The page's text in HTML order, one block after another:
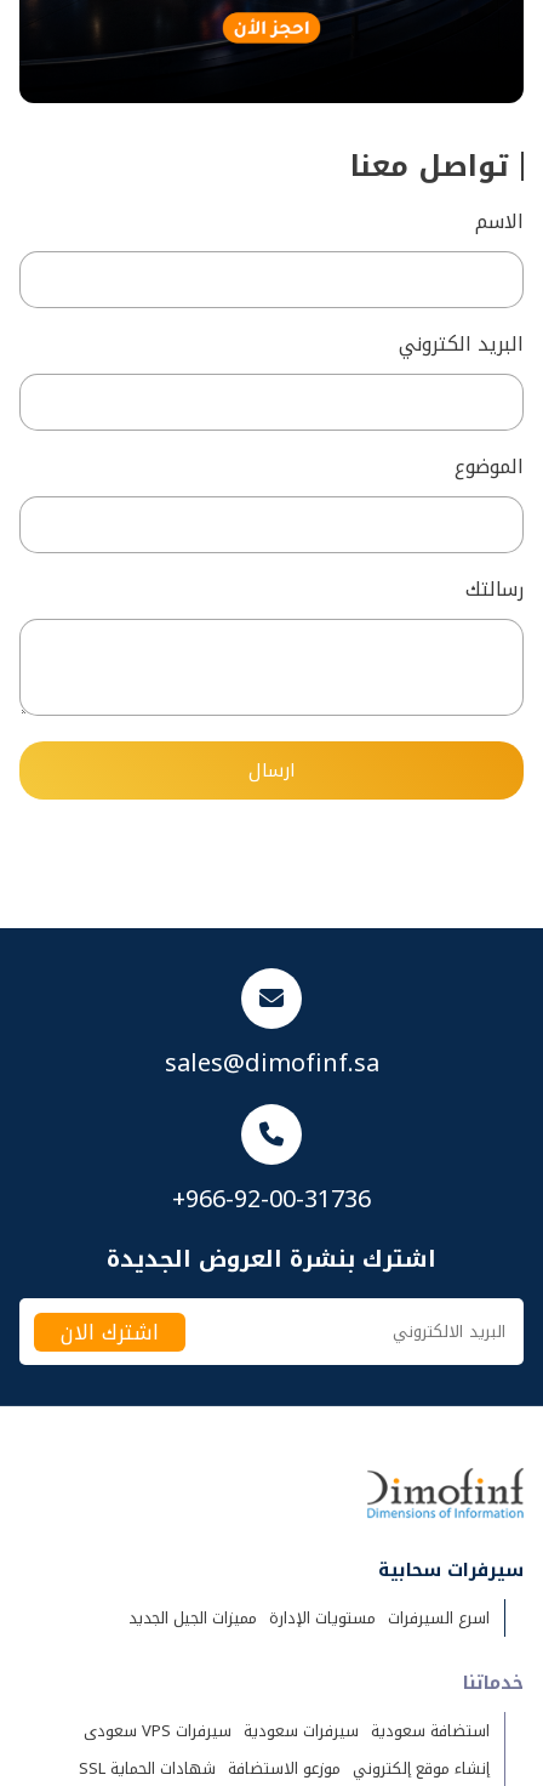
تواصل معنا
الاسم
البريد الكتروني
الموضوع
رسالتك
sales@dimofinf.sa
+966-92-00-31736
اشترك بنشرة العروض الجديدة
سيرفرات سحابية
اسرع السيرفرات مستويات الإدارة مميزات الجيل الجديد
خدماتنا
استضافة سعودية سيرفرات سعودية سيرفرات VPS سعودى
إنشاء موقع إلكتروني موزعو الاستضافة شهادات الحماية SSL